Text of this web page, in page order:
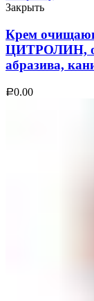
Закрыть
Крем
ЦИТРОЛИН, от
абразива,
Р0.00